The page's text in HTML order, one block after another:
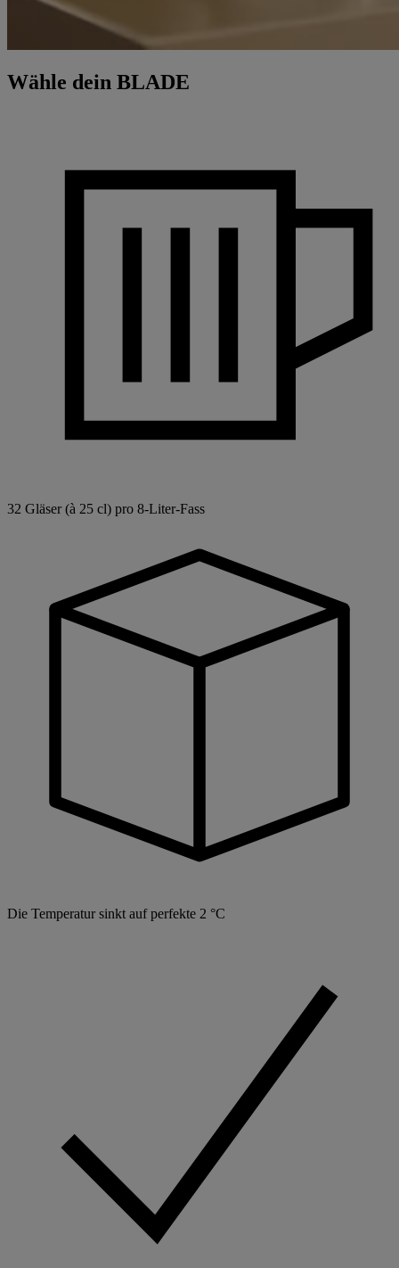
Wähle dein BLADE
32 Gläser (à 25 cl) pro 8-Liter-Fass
Die Temperatur sinkt auf perfekte 2 °C